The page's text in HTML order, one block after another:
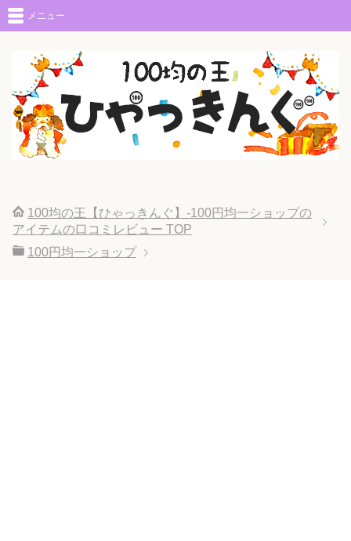
メニュー
100均の王【ひゃっきんぐ】-100円均一ショップの
アイテムの口コミレビュー TOP
100円均一ショップ